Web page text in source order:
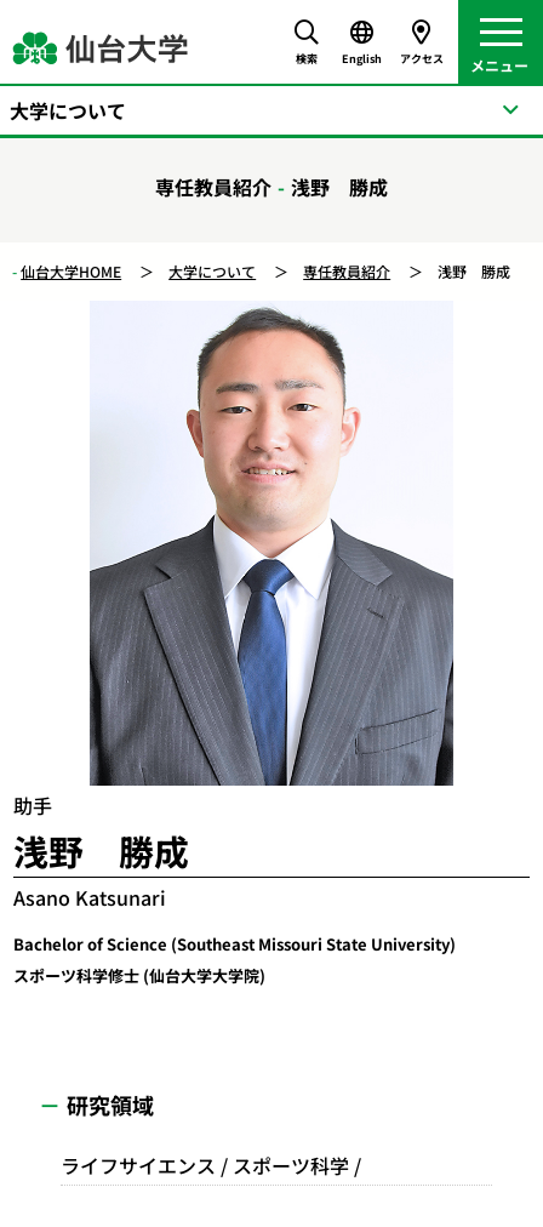
検索 English アクセス
専任教員紹介 浅野 勝成
仙台大学HOME 大学について 専任教員紹介 浅野 勝成
助手
浅野 勝成
Asano Katsunari
Bachelor of Science (Southeast Missouri State University)
スポーツ科学修士 (仙台大学大学院)
研究領域
ライフサイエンス / スポーツ科学 /
大学について